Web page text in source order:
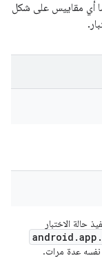
أي مقاييس على شكل
حالة الاختبار
android .app .
نفسه عدة مرات.